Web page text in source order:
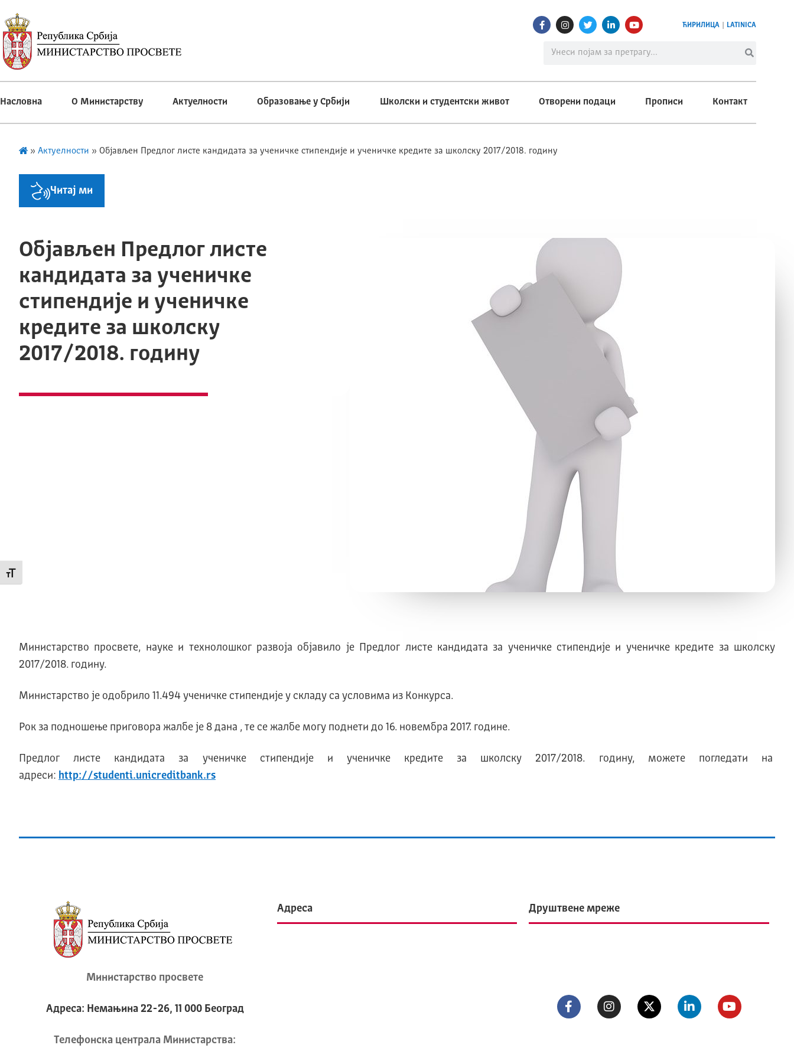
Промени величину слова
ЋИРИЛИЦА LATINICA
Насловна О Министарству Актуелности Образовање у Србији Школски и студентски живот Отворени подаци Прописи Контакт
» Актуелности » Објављен Предлог листе кандидата за ученичке стипендије и ученичке кредите за школску 2017/2018. годину
Читај ми
Објављен Предлог листе
кандидата за ученичке
стипендије и ученичке
кредите за школску
2017/2018. годину
Министарство просвете, науке и технолошког развоја објавило је Предлог листе кандидата за ученичке стипендије и ученичке кредите за школску
2017/2018. годину.
Министарство је одобрило 11.494 ученичке стипендије у складу са условима из Конкурса.
Рок за подношење приговора жалбе је 8 дана , те се жалбе могу поднети до 16. новембра 2017. године.
Предлог листе кандидата за ученичке стипендије и ученичке кредите за школску 2017/2018. годину, можете погледати на
адреси: http://studenti.unicreditbank.rs
Министарство просвете
Адреса: Немањина 22-26, 11 000 Београд
Телeфонска централа Mинистарства:
Адреса Друштвене мреже